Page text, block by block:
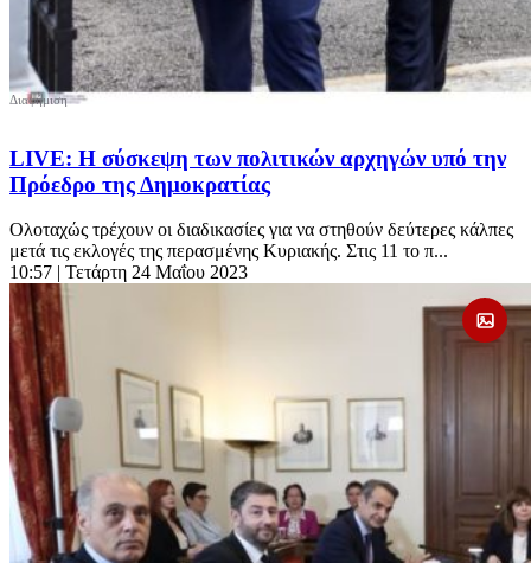
LIVE: Η σύσκεψη των πολιτικών αρχηγών υπό την
Πρόεδρο της Δημοκρατίας
Ολοταχώς τρέχουν οι διαδικασίες για να στηθούν δεύτερες κάλπες
μετά τις εκλογές της περασμένης Κυριακής. Στις 11 το π...
10:57 | Τετάρτη 24 Μαΐου 2023